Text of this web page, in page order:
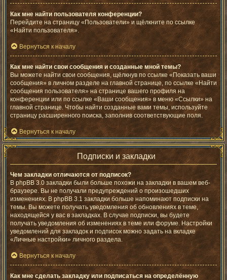
Как мне найти пользователя конференции?
Перейдите на страницу «Пользователи» и щёлкните по ссылке
«Найти пользователя».
Вернуться к началу
Как мне найти свои сообщения и созданные мной темы?
Вы можете найти свои сообщения, щёлкнув по ссылке «Показать ваши
сообщения» в личном разделе на главной странице, по ссылке «Найти
сообщения пользователя» на странице вашего профиля на
конференции или по ссылке «Ваши сообщения» в меню «Ссылки» на
главной странице. Чтобы найти созданные вами темы, используйте
страницу расширенного поиска, заполнив соответствующие поля.
Вернуться к началу
Подписки и закладки
Чем закладки отличаются от подписок?
В phpBB 3.0 закладки были больше похожи на закладки в вашем веб-
браузере. Вы не получали предупреждений о произошедших
изменениях. В phpBB 3.1 закладки больше напоминают подписки на
темы. Вы можете получать уведомления об обновлениях в теме,
находящейся у вас в закладках. В случае подписки, вы будете
получать уведомления об изменениях в теме или форуме. Настройки
уведомлений для закладок и подписок можно задать на вкладке
«Личные настройки» личного раздела.
Вернуться к началу
Как мне сделать закладку или подписаться на определённую